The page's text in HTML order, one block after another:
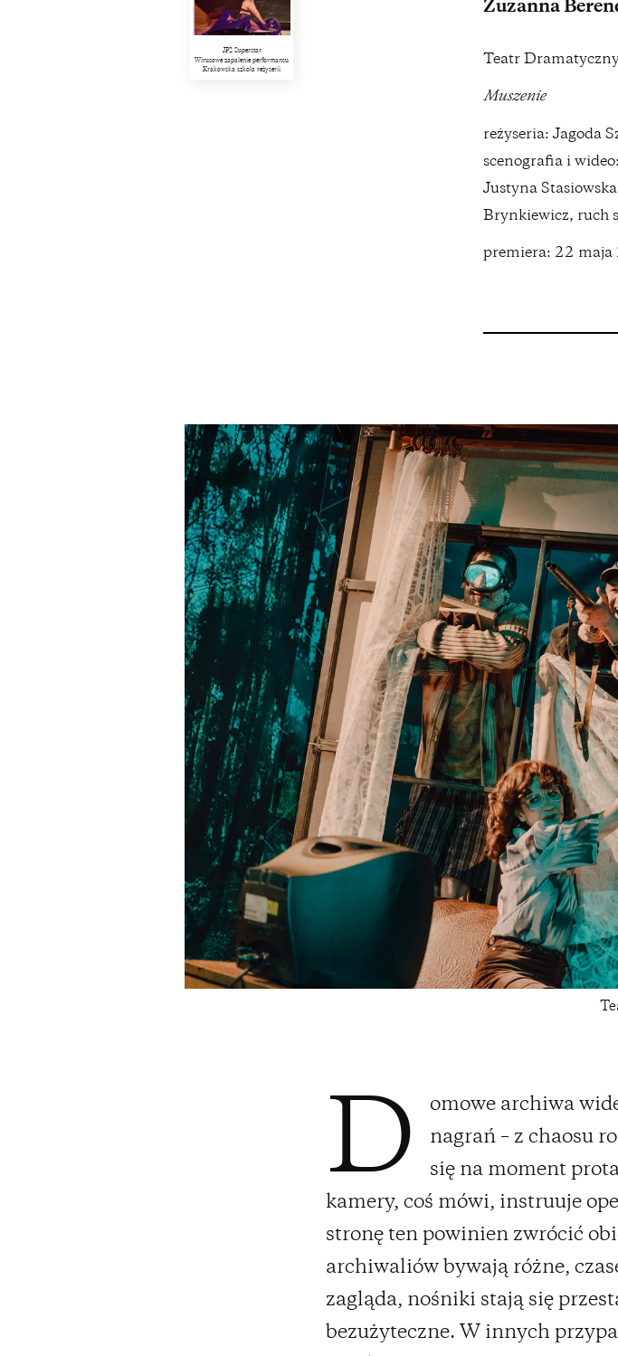
JP2 Superstar
Wirusowe zapalenie performansu
Krakowska szkoła reżyserii
Zuzanna
Teatr
Muszenie
reżyseria: Jagoda
scenografia i
Justyna
Brynkiewicz, ruch
premiera: 22 maja
D
omowe archiwa
nagrań – z chaosu
się na moment
kamery, coś mówi, instruuje
stronę ten powinien zwrócić
archiwaliów bywają różne,
zagląda, nośniki stają się
bezużyteczne. W innych